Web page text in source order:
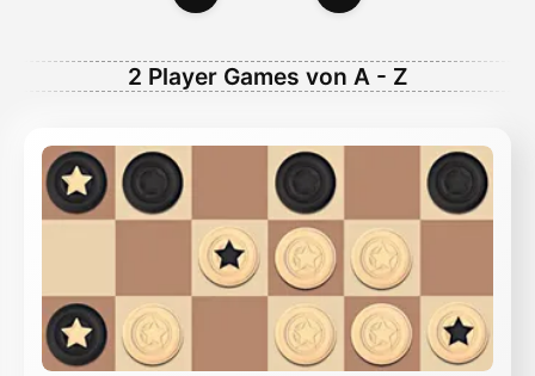
2 Player Games von A - Z